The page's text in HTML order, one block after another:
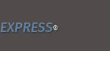
EXPRESS®